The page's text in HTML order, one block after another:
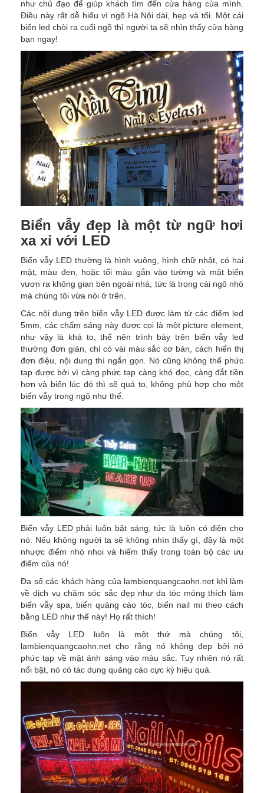
như chủ đạo để giúp khách tìm đến cửa hàng của mình.
Điều này rất dễ hiểu vì ngõ Hà Nội dài, hẹp và tối. Một cái
biển led chòi ra cuối ngõ thì người ta sẽ nhìn thấy cửa hàng
bạn ngay!
Biển vẫy đẹp là một từ ngữ hơi
xa xỉ với LED
Biển vẫy LED thường là hình vuông, hình chữ nhật, có hai
mặt, màu đen, hoặc tối màu gắn vào tường và mặt biển
vươn ra không gian bên ngoài nhà, tức là trong cái ngõ nhỏ
mà chúng tôi vừa nói ở trên.
Các nội dung trên biển vẫy LED được làm từ các điểm led
5mm, các chấm sáng này được coi là một picture element,
như vậy là khá to, thế nên trình bày trên biển vẫy led
thường đơn giản, chỉ có vài màu sắc cơ bản, cách hiển thị
đơn điệu, nội dung thì ngắn gọn. Nó cũng không thể phức
tạp được bởi vì càng phức tạp càng khó đọc, càng đắt tiền
hơn và biển lúc đó thì sẽ quá to, không phù hợp cho một
biển vẫy trong ngõ như thế.
Biển vẫy LED phải luôn bật sáng, tức là luôn có điện cho
nó. Nếu không người ta sẽ không nhìn thấy gì, đây là một
nhược điểm nhỏ nhoi và hiếm thấy trong toàn bộ các ưu
điểm của nó!
Đa số các khách hàng của lambienquangcaohn.net khi làm
về dịch vụ chăm sóc sắc đẹp như da tóc móng thích làm
biển vẫy spa, biển quảng cáo tóc, biển nail mi theo cách
bằng LED như thế này! Họ rất thích!
Biển vẫy LED luôn là một thứ mà chúng tôi,
lambienquangcaohn.net cho rằng nó không đẹp bởi nó
phức tạp về mặt ánh sáng vào màu sắc. Tuy nhiên nó rất
nổi bật, nó có tác dụng quảng cáo cực kỳ hiệu quả.